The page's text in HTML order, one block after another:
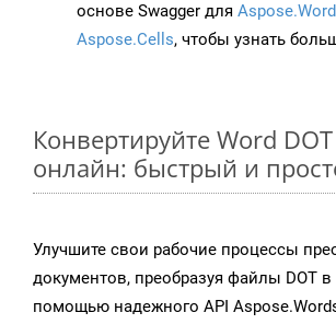
основе Swagger для
Aspose.Cells, чтобы узнать
Конвертируйте Word
онлайн: быстрый и
Улучшите свои рабочие процессы
документов, преобразуя файлы DOT в
помощью надежного API